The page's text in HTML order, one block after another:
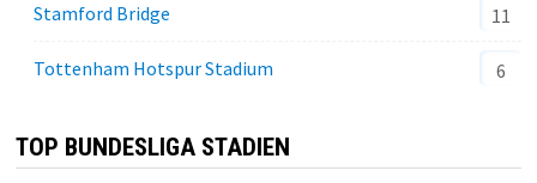
Stamford Bridge 11
Tottenham Hotspur Stadium 6
TOP BUNDESLIGA STADIEN